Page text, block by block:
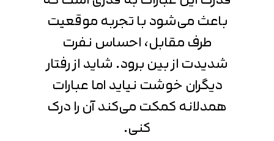
باعث می‌شود با تجربه موقعیت
طرف مقابل، احساس نفرت
شدیدت از بین برود. شاید از رفتار
دیگران خوشت نیاید اما عبارات
همدلانه کمکت می‌کند آن را درک
کنی.